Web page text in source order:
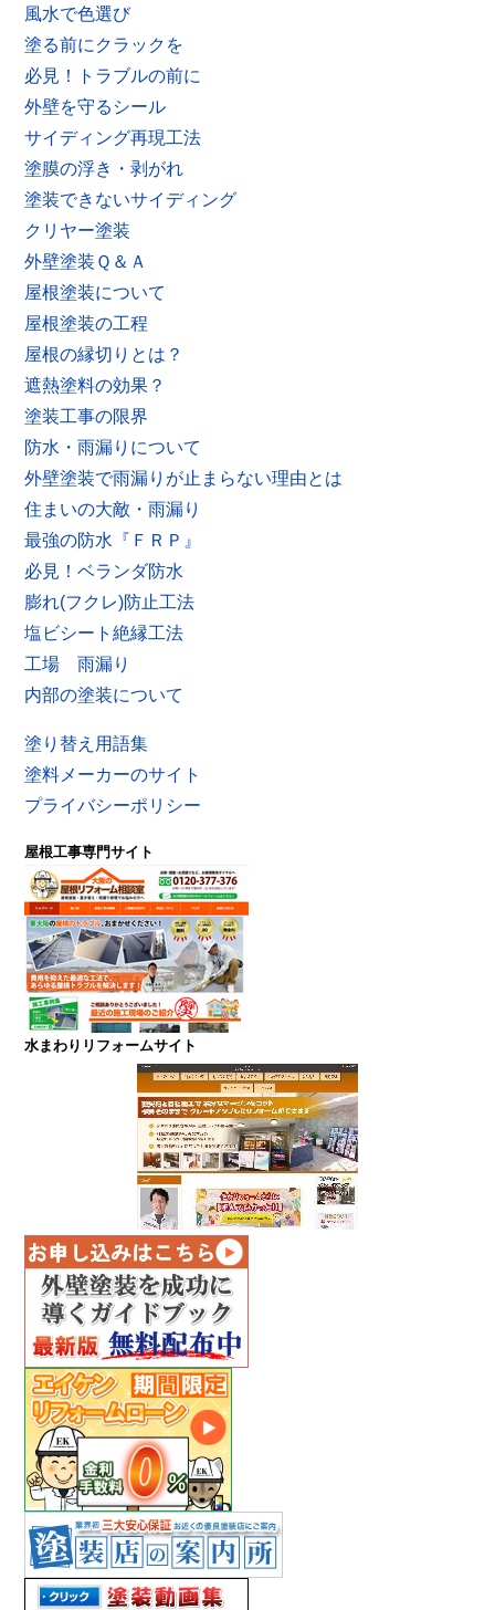
風水で色選び
塗る前にクラックを
必見！トラブルの前に
外壁を守るシール
サイディング再現工法
塗膜の浮き・剥がれ
塗装できないサイディング
クリヤー塗装
外壁塗装Ｑ＆Ａ
屋根塗装について
屋根塗装の工程
屋根の縁切りとは？
遮熱塗料の効果？
塗装工事の限界
防水・雨漏りについて
外壁塗装で雨漏りが止まらない理由とは
住まいの大敵・雨漏り
最強の防水『ＦＲＰ』
必見！ベランダ防水
膨れ(フクレ)防止工法
塩ビシート絶縁工法
工場 雨漏り
内部の塗装について
塗り替え用語集
塗料メーカーのサイト
プライバシーポリシー
屋根工事専門サイト
水まわりリフォームサイト